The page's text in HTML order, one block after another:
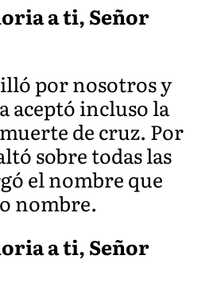
a ti, Señor
por nosotros y
aceptó incluso la
de cruz. Por
sobre todas las
el nombre que
nombre.
a ti, Señor